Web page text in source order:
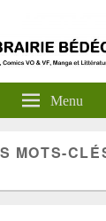
Menu
MOTS-